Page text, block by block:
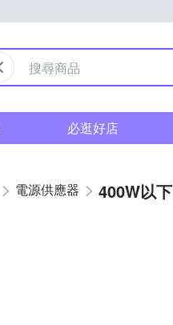
必逛好店
電源供應器 400W以下